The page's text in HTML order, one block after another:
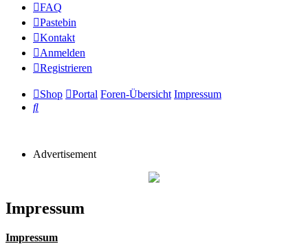
FAQ
Pastebin
Kontakt
Anmelden
Registrieren
Shop Portal Foren-Übersicht Impressum
Suche
Advertisement
Impressum
Impressum